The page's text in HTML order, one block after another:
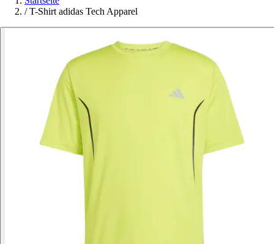
/ T-Shirt adidas Tech Apparel